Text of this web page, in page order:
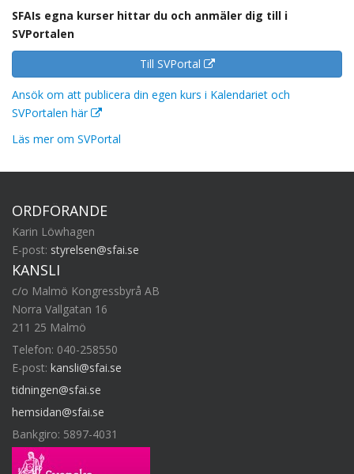
SFAIs egna kurser hittar du och anmäler dig till i
SVPortalen
Till SVPortal
Ansök om att publicera din egen kurs i Kalendariet och
SVPortalen här
Läs mer om SVPortal
ORDFÖRANDE
Karin Löwhagen
E-post: styrelsen@sfai.se
KANSLI
c/o Malmö Kongressbyrå AB
Norra Vallgatan 16
211 25 Malmö
Telefon: 040-258550
E-post: kansli@sfai.se
tidningen@sfai.se
hemsidan@sfai.se
Bankgiro: 5897-4031